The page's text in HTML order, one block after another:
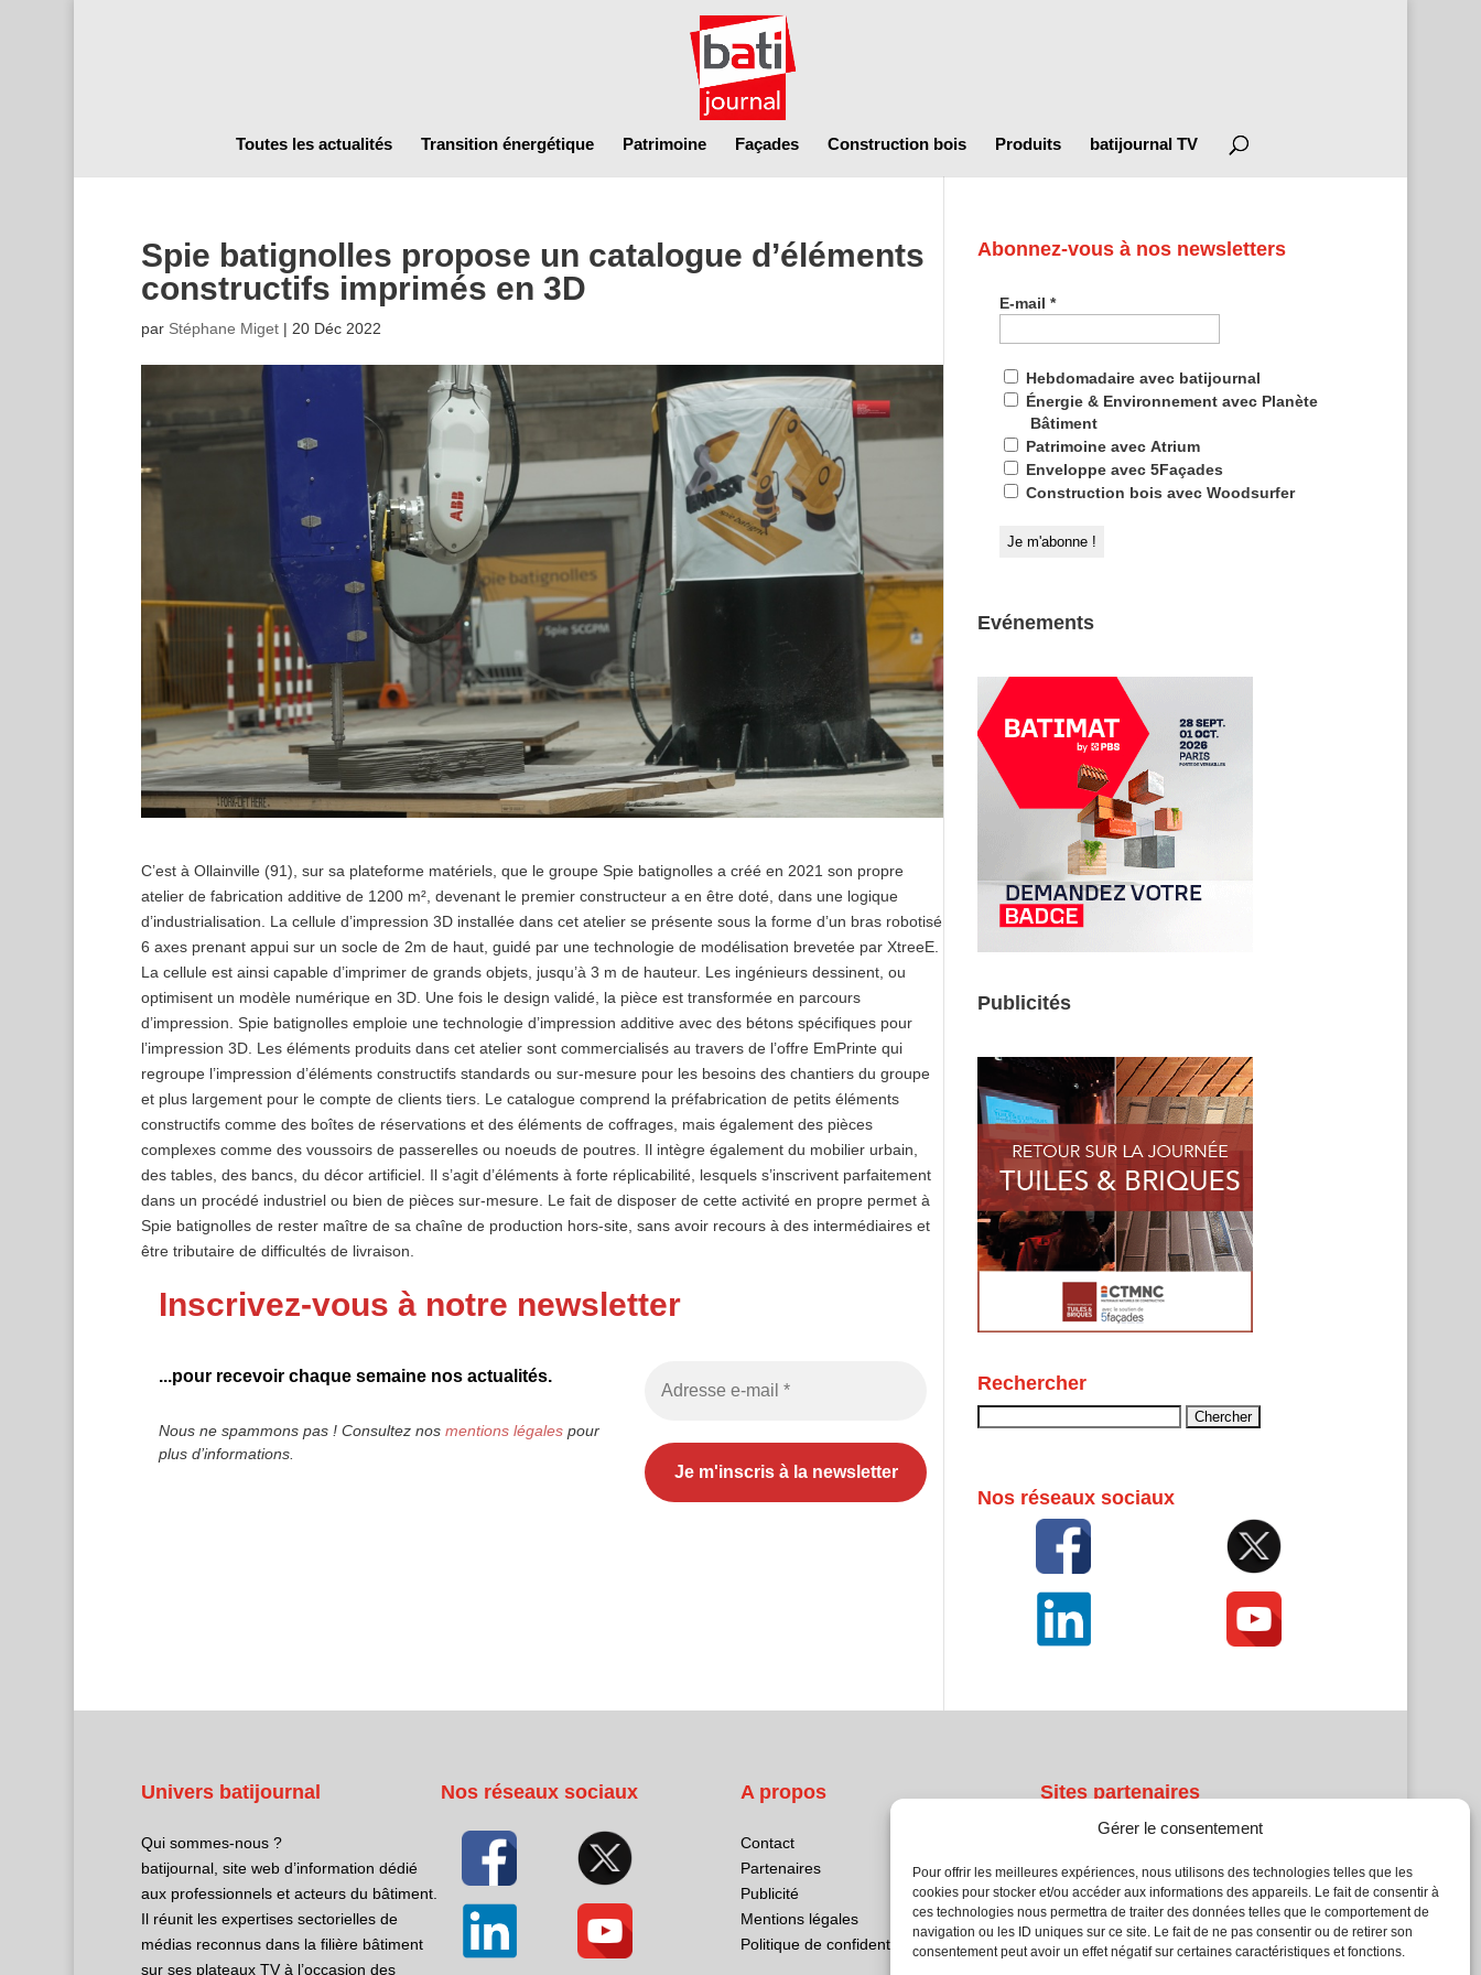
Gérer le consentement
Pour offrir les meilleures expériences, nous utilisons des technologies telles que les
cookies pour stocker et/ou accéder aux informations des appareils. Le fait de consentir à
ces technologies nous permettra de traiter des données telles que le comportement de
navigation ou les ID uniques sur ce site. Le fait de ne pas consentir ou de retirer son
consentement peut avoir un effet négatif sur certaines caractéristiques et fonctions.
Toutes les actualités Transition énergétique Patrimoine Façades Construction bois Produits batijournal TV
Spie batignolles propose un catalogue d’éléments
constructifs imprimés en 3D
par Stéphane Miget| 20 Déc 2022
C’est à Ollainville (91), sur sa plateforme matériels, que le groupe Spie batignolles a créé en 2021 son propre
atelier de fabrication additive de 1200 m², devenant le premier constructeur a en être doté, dans une logique
d’industrialisation. La cellule d’impression 3D installée dans cet atelier se présente sous la forme d’un bras robotisé
6 axes prenant appui sur un socle de 2m de haut, guidé par une technologie de modélisation brevetée par XtreeE.
La cellule est ainsi capable d’imprimer de grands objets, jusqu’à 3 m de hauteur. Les ingénieurs dessinent, ou
optimisent un modèle numérique en 3D. Une fois le design validé, la pièce est transformée en parcours
d’impression. Spie batignolles emploie une technologie d’impression additive avec des bétons spécifiques pour
l’impression 3D. Les éléments produits dans cet atelier sont commercialisés au travers de l’offre EmPrinte qui
regroupe l’impression d’éléments constructifs standards ou sur-mesure pour les besoins des chantiers du groupe
et plus largement pour le compte de clients tiers. Le catalogue comprend la préfabrication de petits éléments
constructifs comme des boîtes de réservations et des éléments de coffrages, mais également des pièces
complexes comme des voussoirs de passerelles ou noeuds de poutres. Il intègre également du mobilier urbain,
des tables, des bancs, du décor artificiel. Il s’agit d’éléments à forte réplicabilité, lesquels s’inscrivent parfaitement
dans un procédé industriel ou bien de pièces sur-mesure. Le fait de disposer de cette activité en propre permet à
Spie batignolles de rester maître de sa chaîne de production hors-site, sans avoir recours à des intermédiaires et
être tributaire de difficultés de livraison.
Inscrivez-vous à notre newsletter
...pour recevoir chaque semaine nos actualités.
Nous ne spammons pas ! Consultez nos mentions légalespour
plus d’informations.
Abonnez-vous à nos newsletters
E-mail*
Hebdomadaire avec batijournal
Énergie & Environnement avec Planète
Bâtiment
Patrimoine avec Atrium
Enveloppe avec 5Façades
Construction bois avec Woodsurfer
Evénements
Publicités
Rechercher
Nos réseaux sociaux
Univers batijournal
Qui sommes-nous ?
batijournal, site web d’information dédié
aux professionnels et acteurs du bâtiment.
Il réunit les expertises sectorielles de
médias reconnus dans la filière bâtiment
sur ses plateaux TV à l’occasion des
Nos réseaux sociaux A propos
Contact
Partenaires
Publicité
Mentions légales
Politique de confidentialité
Sites partenaires
Atrium Patrimoine
Kiosque 21
L'Atelier Bois
Planète Bâtiment